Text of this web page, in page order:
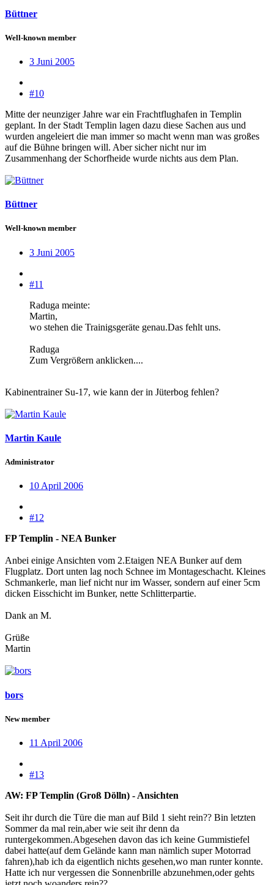
Büttner
Well-known member
3 Juni 2005
#10
Mitte der neunziger Jahre war ein Frachtflughafen in Templin
geplant. In der Stadt Templin lagen dazu diese Sachen aus und
wurden angeleiert die man immer so macht wenn man was großes
auf die Bühne bringen will. Aber sicher nicht nur im
Zusammenhang der Schorfheide wurde nichts aus dem Plan.
Büttner
Well-known member
3 Juni 2005
#11
Raduga meinte:
Martin,
wo stehen die Trainigsgeräte genau.Das fehlt uns.
Raduga
Zum Vergrößern anklicken....
Kabinentrainer Su-17, wie kann der in Jüterbog fehlen?
Martin Kaule
Administrator
10 April 2006
#12
FP Templin - NEA Bunker
Anbei einige Ansichten vom 2.Etaigen NEA Bunker auf dem
Flugplatz. Dort unten lag noch Schnee im Montageschacht. Kleines
Schmankerle, man lief nicht nur im Wasser, sondern auf einer 5cm
dicken Eisschicht im Bunker, nette Schlitterpartie.
Dank an M.
Grüße
Martin
bors
New member
11 April 2006
#13
AW: FP Templin (Groß Dölln) - Ansichten
Seit ihr durch die Türe die man auf Bild 1 sieht rein?? Bin letzten
Sommer da mal rein,aber wie seit ihr denn da
runtergekommen.Abgesehen davon das ich keine Gummistiefel
dabei hatte(auf dem Gelände kann man nämlich super Motorrad
fahren),hab ich da eigentlich nichts gesehen,wo man runter konnte.
Hatte ich nur vergessen die Sonnenbrille abzunehmen,oder gehts